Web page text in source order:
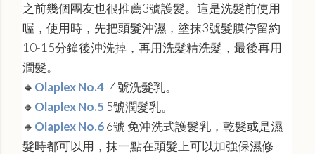
之前幾個團友也很推薦3號護髮。這是洗髮前使用
喔，使用時，先把頭髮沖濕，塗抹3號髮膜停留約
10-15分鐘後沖洗掉，再用洗髮精洗髮，最後再用
潤髮。
🔸 Olaplex No.4 4號洗髮乳。
🔸 Olaplex No.5 5號潤髮乳。
🔸 Olaplex No.66號 免沖洗式護髮乳，乾髮或是濕
髮時都可以用，抹一點在頭髮上可以加強保濕修